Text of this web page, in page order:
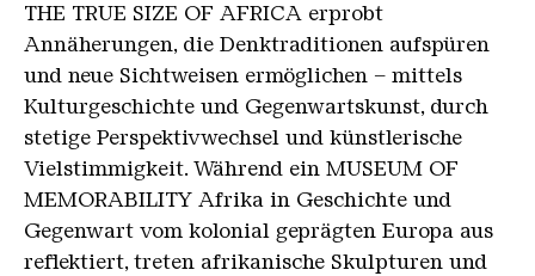
THE TRUE SIZE OF AFRICA erprobt
Annäherungen, die Denktraditionen aufspüren
und neue Sichtweisen ermöglichen – mittels
Kulturgeschichte und Gegenwartskunst, durch
stetige Perspektivwechsel und künstlerische
Vielstimmigkeit. Während ein MUSEUM OF
MEMORABILITY Afrika in Geschichte und
Gegenwart vom kolonial geprägten Europa aus
reflektiert, treten afrikanische Skulpturen und